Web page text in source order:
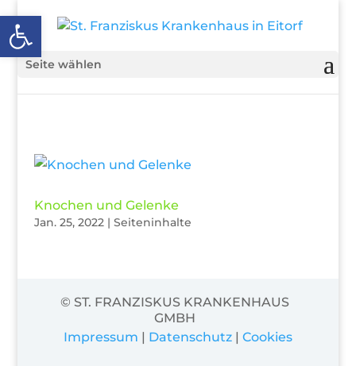
Open toolbar
Seite wählen
Knochen und Gelenke
Jan. 25, 2022| Seiteninhalte
© ST. FRANZISKUS KRANKENHAUS
GMBH
Impressum | Datenschutz | Cookies